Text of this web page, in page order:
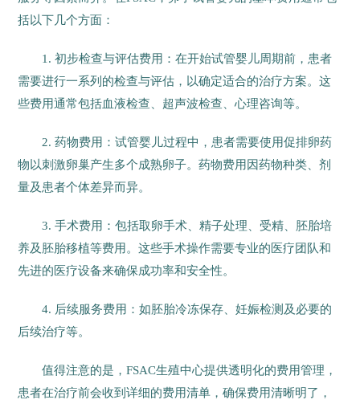
括以下几个方面：
1. 初步检查与评估费用：在开始试管婴儿周期前，患者
需要进行一系列的检查与评估，以确定适合的治疗方案。这
些费用通常包括血液检查、超声波检查、心理咨询等。
2. 药物费用：试管婴儿过程中，患者需要使用促排卵药
物以刺激卵巢产生多个成熟卵子。药物费用因药物种类、剂
量及患者个体差异而异。
3. 手术费用：包括取卵手术、精子处理、受精、胚胎培
养及胚胎移植等费用。这些手术操作需要专业的医疗团队和
先进的医疗设备来确保成功率和安全性。
4. 后续服务费用：如胚胎冷冻保存、妊娠检测及必要的
后续治疗等。
值得注意的是，FSAC生殖中心提供透明化的费用管理，
患者在治疗前会收到详细的费用清单，确保费用清晰明了，